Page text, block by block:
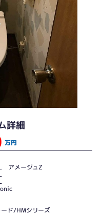
詳細
万円
メージュZ
/HMシリーズ
水を使用していました。